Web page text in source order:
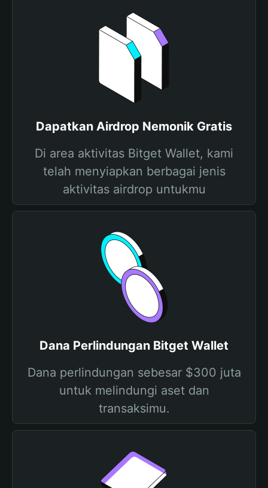
Dapatkan Airdrop Nemonik Gratis
Di area aktivitas Bitget Wallet, kami
telah menyiapkan berbagai jenis
aktivitas airdrop untukmu
Dana Perlindungan Bitget Wallet
Dana perlindungan sebesar $300 juta
untuk melindungi aset dan
transaksimu.